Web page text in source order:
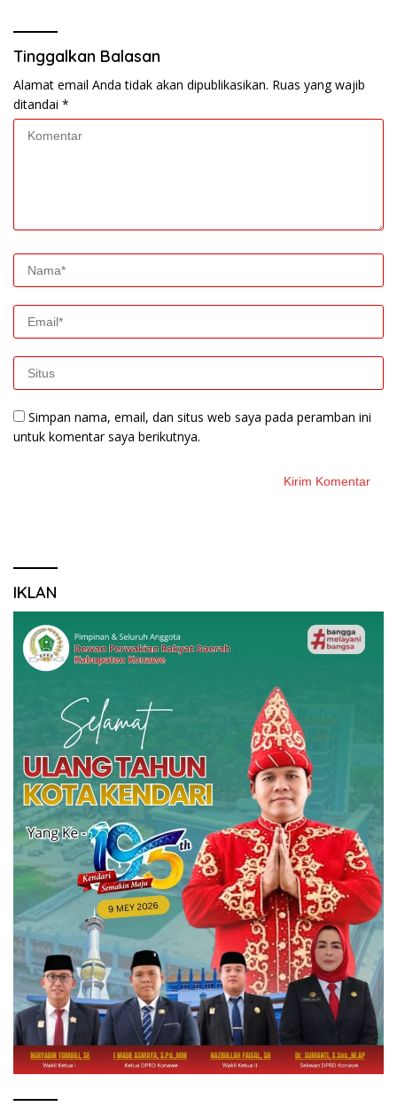
Tinggalkan Balasan
Alamat email Anda tidak akan dipublikasikan. Ruas yang wajib
ditandai *
Simpan nama, email, dan situs web saya pada peramban ini
untuk komentar saya berikutnya.
IKLAN